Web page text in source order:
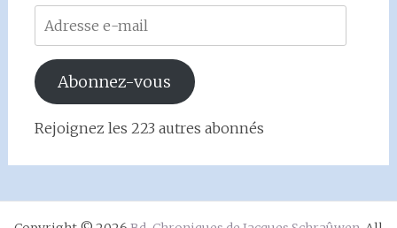
Adresse
e-
mail
Abonnez-vous
Rejoignez les 223 autres abonnés